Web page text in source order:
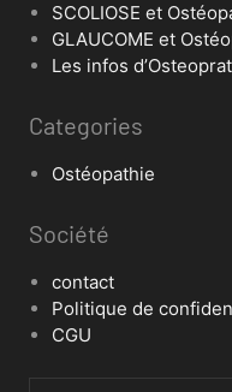
SCOLIOSE et
GLAUCOME et
Les infos
Categories
Ostéopathie
Société
contact
Politique de
CGU